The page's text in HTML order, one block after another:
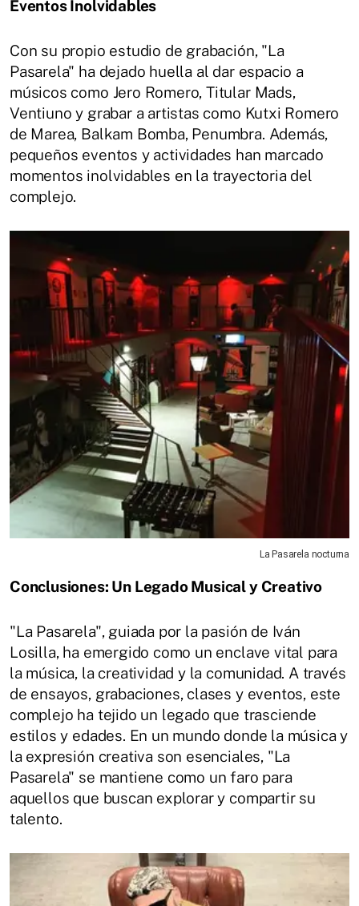
Eventos Inolvidables
Con su propio estudio de grabación, "La
Pasarela" ha dejado huella al dar espacio a
músicos como Jero Romero, Titular Mads,
Ventiuno y grabar a artistas como Kutxi Romero
de Marea, Balkam Bomba, Penumbra. Además,
pequeños eventos y actividades han marcado
momentos inolvidables en la trayectoria del
complejo.
La Pasarela nocturna
Conclusiones: Un Legado Musical y Creativo
"La Pasarela", guiada por la pasión de Iván
Losilla, ha emergido como un enclave vital para
la música, la creatividad y la comunidad. A través
de ensayos, grabaciones, clases y eventos, este
complejo ha tejido un legado que trasciende
estilos y edades. En un mundo donde la música y
la expresión creativa son esenciales, "La
Pasarela" se mantiene como un faro para
aquellos que buscan explorar y compartir su
talento.